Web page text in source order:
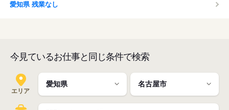
愛知県 残業なし
今見ているお仕事と同じ条件で検索
エリア